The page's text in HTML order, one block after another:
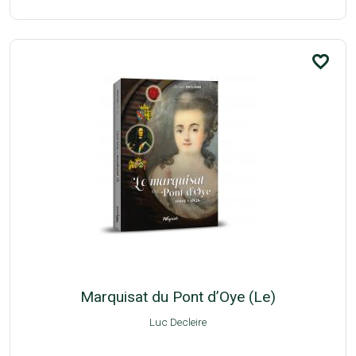
favorite_border
Marquisat du Pont d’Oye (Le)
Luc Decleire